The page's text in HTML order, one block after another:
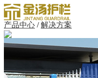
产品中心 /解决方案